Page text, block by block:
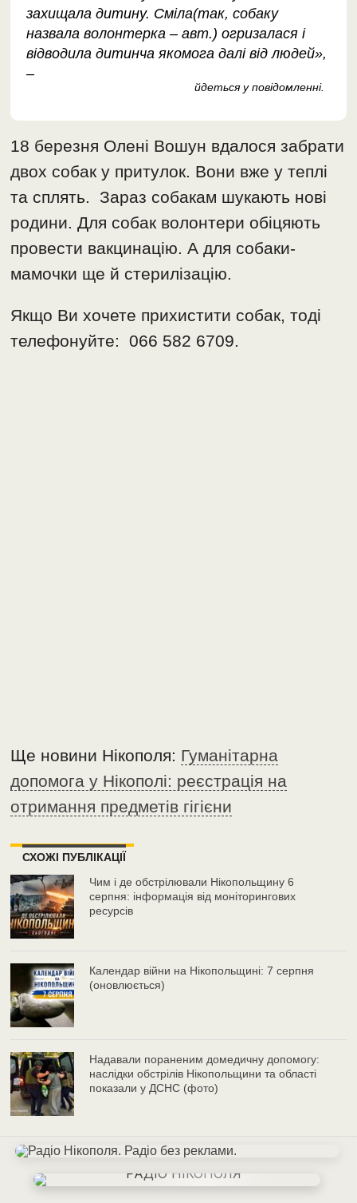
захищала дитину. Сміла(так, собаку
назвала волонтерка – авт.) огризалася і
відводила дитинча якомога далі від людей»,
–
йдеться у повідомленні.
18 березня Олені Вошун вдалося забрати
двох собак у притулок. Вони вже у теплі
та сплять. Зараз собакам шукають нові
родини. Для собак волонтери обіцяють
провести вакцинацію. А для собаки-
мамочки ще й стерилізацію.
Якщо Ви хочете прихистити собак, тоді
телефонуйте: 066 582 6709.
Ще новини Нікополя: Гуманітарна
допомога у Нікополі: реєстрація на
отримання предметів гігієни
СХОЖІ ПУБЛІКАЦІЇ
Чим і де обстрілювали Нікопольщину 6
серпня: інформація від моніторингових
ресурсів
Календар війни на Нікопольщині: 7 серпня
(оновлюється)
Надавали пораненим домедичну допомогу:
наслідки обстрілів Нікопольщини та області
показали у ДСНС (фото)